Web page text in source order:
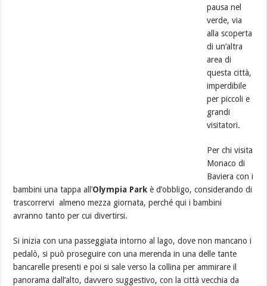
pausa nel
verde, via
alla scoperta
di un’altra
area di
questa città,
imperdibile
per piccoli e
grandi
visitatori.
Per chi visita
Monaco di
Baviera con i
bambini una tappa all’Olympia Park è d’obbligo, considerando di
trascorrervi almeno mezza giornata, perché qui i bambini
avranno tanto per cui divertirsi.
Si inizia con una passeggiata intorno al lago, dove non mancano i
pedalò, si può proseguire con una merenda in una delle tante
bancarelle presenti e poi si sale verso la collina per ammirare il
panorama dall’alto, davvero suggestivo, con la città vecchia da